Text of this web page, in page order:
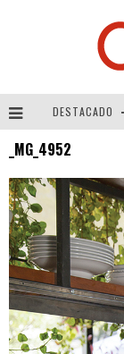
DESTACADO
_MG_4952